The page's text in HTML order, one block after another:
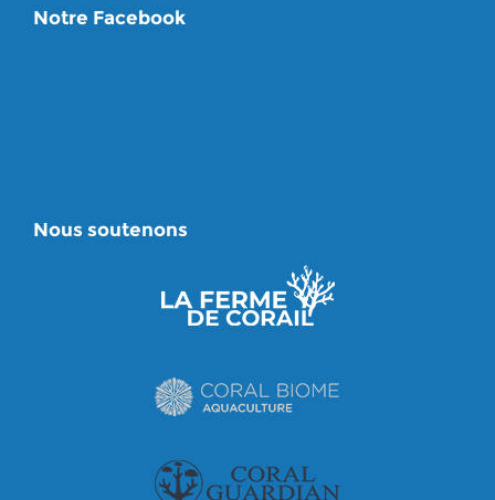
Notre Facebook
Nous soutenons